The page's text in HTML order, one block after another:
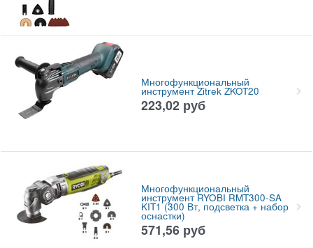
Многофункциональный
инструмент Zitrek ZKOT20
223,02 руб
Многофункциональный
инструмент RYOBI RMT300-SA
KIT1 (300 Вт, подсветка + набор
оснастки)
571,56 руб